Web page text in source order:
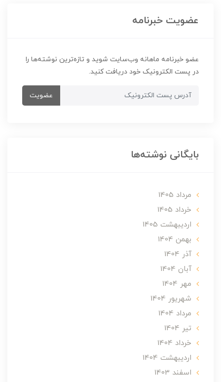
عضویت خبرنامه
عضو خبرنامه ماهانه وب‌سایت شوید و تازه‌ترین نوشته‌ها را
در پست الکترونیک خود دریافت کنید.
عضویت
بایگانی نوشته‌ها
مرداد 1405
خرداد 1405
ارديبهشت 1405
بهمن 1404
آذر 1404
آبان 1404
مهر 1404
شهریور 1404
مرداد 1404
تير 1404
خرداد 1404
ارديبهشت 1404
اسفند 1403